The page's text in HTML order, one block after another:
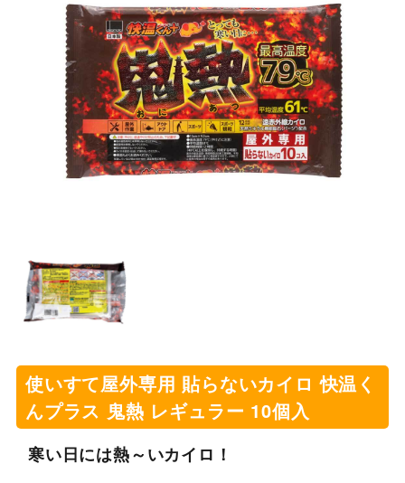
使いすて屋外専用 貼らないカイロ 快温く
んプラス 鬼熱 レギュラー 10個入
寒い日には熱～いカイロ！